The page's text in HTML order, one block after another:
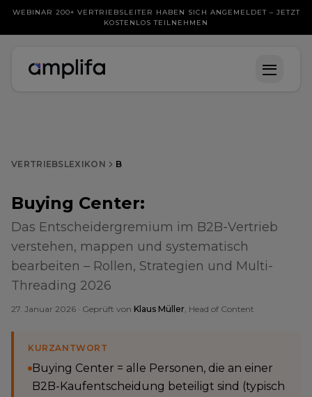
WEBINAR 200+ VERTRIEBSLEITER HABEN SICH ANGEMELDET – JETZT
KOSTENLOS TEILNEHMEN
VERTRIEBSLEXIKON B
Buying Center:
Das Entscheidergremium im B2B-Vertrieb
verstehen, mappen und systematisch
bearbeiten – Rollen, Strategien und Multi-
Threading 2026
27. Januar 2026 · Geprüft von Klaus Müller, Head of Content
KURZANTWORT
Buying Center = alle Personen, die an einer
B2B-Kaufentscheidung beteiligt sind (typisch